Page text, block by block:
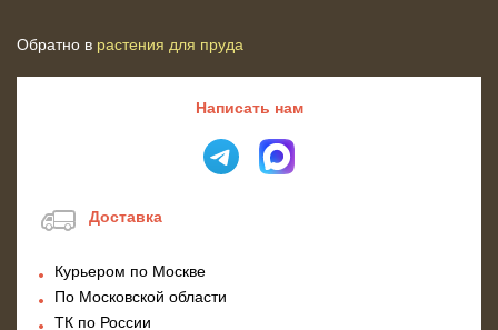
Обратно в растения для пруда
Написать нам
Доставка
Курьером по Москве
По Московской области
ТК по России